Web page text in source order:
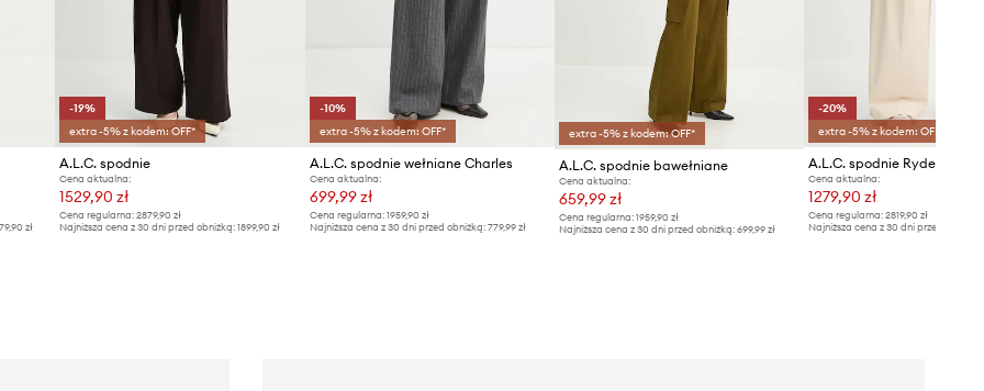
zł
-19%
extra -5% z kodem: OFF*
A.L.C. spodnie
Cena aktualna:
1529,90 zł
Cena regularna: 2879,90 zł
Najniższa cena z 30 dni przed obniżką: 1899,90 zł
-10%
extra -5% z kodem: OFF*
A.L.C. spodnie wełniane Charles
Cena aktualna:
699,99 zł
Cena regularna: 1959,90 zł
Najniższa cena z 30 dni przed obniżką: 779,99 zł
extra -5% z kodem: OFF*
A.L.C. spodnie bawełniane
Cena aktualna:
659,99 zł
Cena regularna:1959,90 zł
Najniższa cena z 30 dni przed obniżką:699,99 zł
-20%
extra -5% z kodem: OFF*
A.L.C. spodnie Ryder
Cena aktualna:
1279,90 zł
Cena regularna: 2819,90 zł
Najniższa cena z 30 dni przed obniżką: